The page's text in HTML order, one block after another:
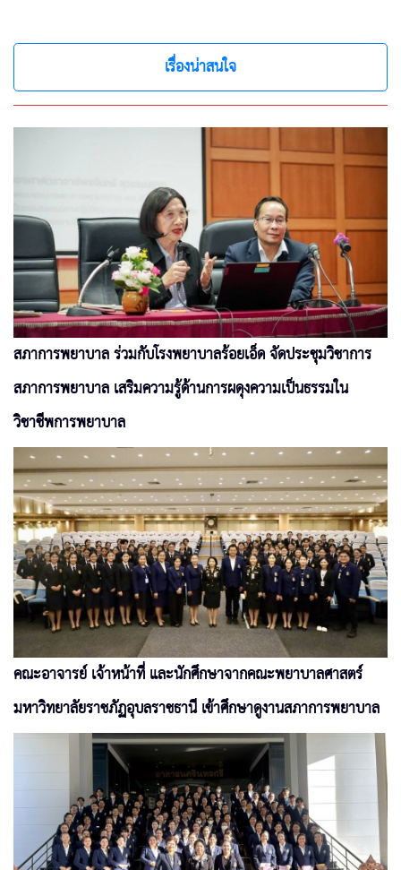
เรื่องน่าสนใจ
สภาการพยาบาล ร่วมกับโรงพยาบาลร้อยเอ็ด จัดประชุมวิชาการ
สภาการพยาบาล เสริมความรู้ด้านการผดุงความเป็นธรรมใน
วิชาชีพการพยาบาล
คณะอาจารย์ เจ้าหน้าที่ และนักศึกษาจากคณะพยาบาลศาสตร์
มหาวิทยาลัยราชภัฏอุบลราชธานี เข้าศึกษาดูงานสภาการพยาบาล